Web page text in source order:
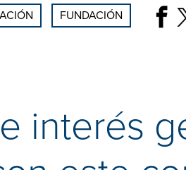
FUNDACIÓN
interés